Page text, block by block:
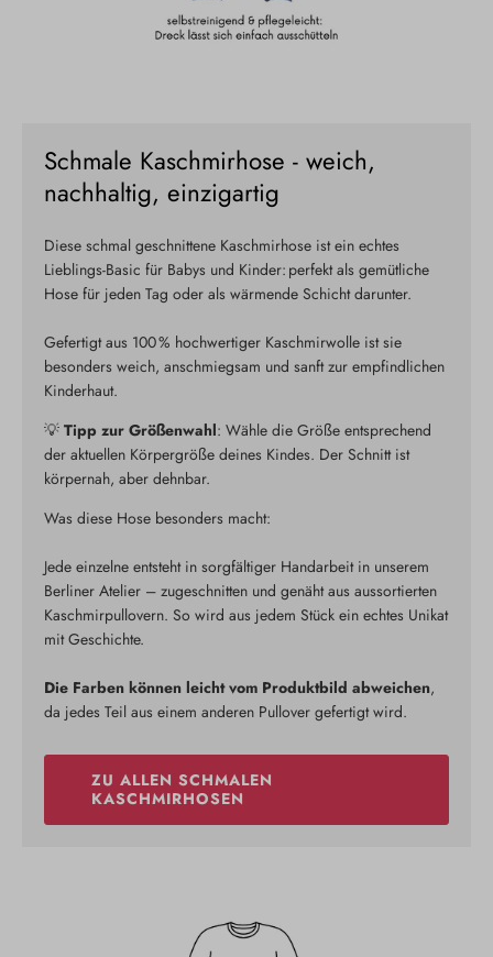
Schmale Kaschmirhose - weich,
nachhaltig, einzigartig
Diese schmal geschnittene Kaschmirhose ist ein echtes
Lieblings-Basic für Babys und Kinder: perfekt als gemütliche
Hose für jeden Tag oder als wärmende Schicht darunter.
Gefertigt aus 100 % hochwertiger Kaschmirwolle ist sie
besonders weich, anschmiegsam und sanft zur empfindlichen
Kinderhaut.
💡 Tipp zur Größenwahl: Wähle die Größe entsprechend
der aktuellen Körpergröße deines Kindes. Der Schnitt ist
körpernah, aber dehnbar.
Was diese Hose besonders macht:
Jede einzelne entsteht in sorgfältiger Handarbeit in unserem
Berliner Atelier – zugeschnitten und genäht aus aussortierten
Kaschmirpullovern. So wird aus jedem Stück ein echtes Unikat
mit Geschichte.
Die Farben können leicht vom Produktbild abweichen,
da jedes Teil aus einem anderen Pullover gefertigt wird.
ZU ALLEN SCHMALEN
KASCHMIRHOSEN